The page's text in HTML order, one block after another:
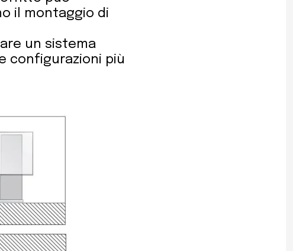
il montaggio di
un sistema
configurazioni più